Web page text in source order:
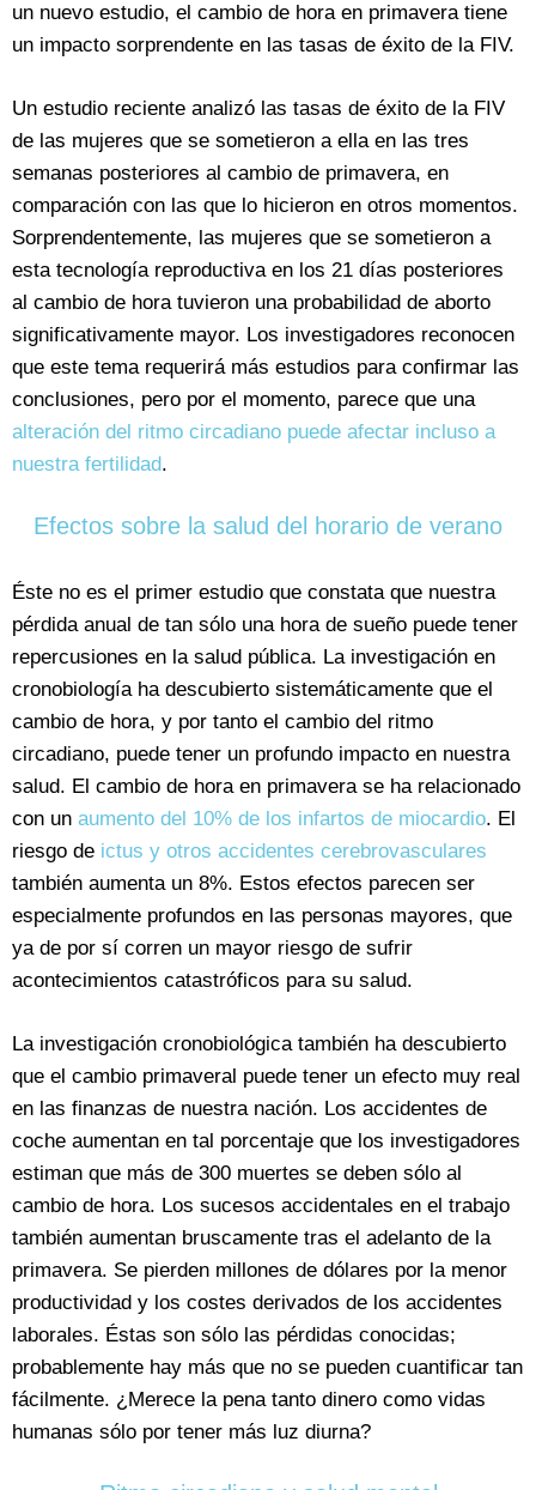
un nuevo estudio, el cambio de hora en primavera tiene
un impacto sorprendente en las tasas de éxito de la FIV.
Un estudio reciente analizó las tasas de éxito de la FIV
de las mujeres que se sometieron a ella en las tres
semanas posteriores al cambio de primavera, en
comparación con las que lo hicieron en otros momentos.
Sorprendentemente, las mujeres que se sometieron a
esta tecnología reproductiva en los 21 días posteriores
al cambio de hora tuvieron una probabilidad de aborto
significativamente mayor. Los investigadores reconocen
que este tema requerirá más estudios para confirmar las
conclusiones, pero por el momento, parece que una
alteración del ritmo circadiano puede afectar incluso a
nuestra fertilidad.
Efectos sobre la salud del horario de verano
Éste no es el primer estudio que constata que nuestra
pérdida anual de tan sólo una hora de sueño puede tener
repercusiones en la salud pública. La investigación en
cronobiología ha descubierto sistemáticamente que el
cambio de hora, y por tanto el cambio del ritmo
circadiano, puede tener un profundo impacto en nuestra
salud. El cambio de hora en primavera se ha relacionado
con un aumento del 10% de los infartos de miocardio. El
riesgo de ictus y otros accidentes cerebrovasculares
también aumenta un 8%. Estos efectos parecen ser
especialmente profundos en las personas mayores, que
ya de por sí corren un mayor riesgo de sufrir
acontecimientos catastróficos para su salud.
La investigación cronobiológica también ha descubierto
que el cambio primaveral puede tener un efecto muy real
en las finanzas de nuestra nación. Los accidentes de
coche aumentan en tal porcentaje que los investigadores
estiman que más de 300 muertes se deben sólo al
cambio de hora. Los sucesos accidentales en el trabajo
también aumentan bruscamente tras el adelanto de la
primavera. Se pierden millones de dólares por la menor
productividad y los costes derivados de los accidentes
laborales. Éstas son sólo las pérdidas conocidas;
probablemente hay más que no se pueden cuantificar tan
fácilmente. ¿Merece la pena tanto dinero como vidas
humanas sólo por tener más luz diurna?